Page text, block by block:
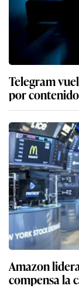
Telegram
por
Amazon
compensa la